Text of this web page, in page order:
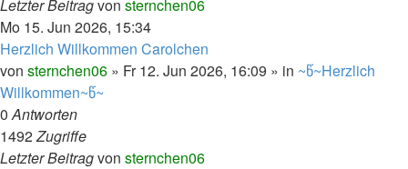
Letzter Beitragvon sternchen06
Mo 15. Jun 2026, 15:34
Herzlich Willkommen Carolchen
von sternchen06 » Fr 12. Jun 2026, 16:09 » in ~წ~Herzlich
Willkommen~წ~
0Antworten
1492Zugriffe
Letzter Beitragvon sternchen06